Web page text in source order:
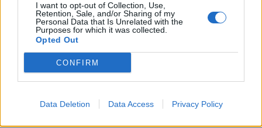
I want to opt-out of Collection, Use,
Retention, Sale, and/or Sharing of my
Personal Data that Is Unrelated with the
Purposes for which it was collected.
Opted Out
CONFIRM
Data Deletion Data Access Privacy Policy
Il Ticino visto dal drone: al Panperduto si
divide un fiume che non c’è. Siamo a
metà del suo minimo storico
Il Ticino in secca